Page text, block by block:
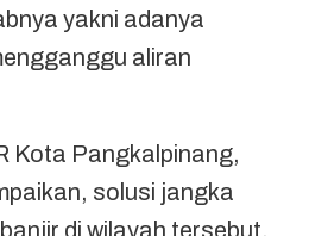
yakni adanya
aliran
Kota Pangkalpinang,
solusi jangka
di wilayah tersebut,